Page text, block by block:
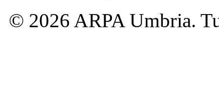
© 2026 ARPA Umbria.